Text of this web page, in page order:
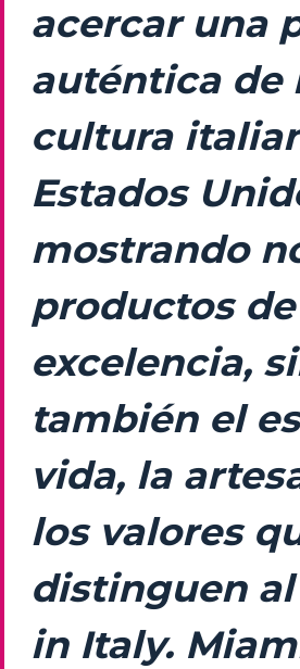
acercar una
auténtica de
cultura
Estados
mostrando
productos de
excelencia,
también el
vida, la
los valores
distinguen al
in Italy.